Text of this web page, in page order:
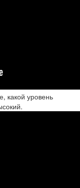
какой уровень